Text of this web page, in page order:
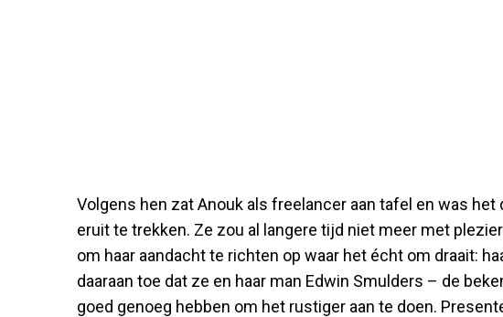
Volgens hen zat Anouk als freelancer aan tafel en was
eruit te trekken. Ze zou al langere tijd niet meer met
om haar aandacht te richten op waar het écht om draait:
daaraan toe dat ze en haar man Edwin Smulders – de
goed genoeg hebben om het rustiger aan te doen.